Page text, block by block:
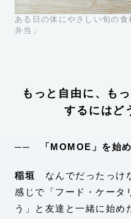
ある日の体にやさしい旬の
弁当」
もっと自由に、も
するにはど
── 「MOMOE」を始め
稲垣 なんでだったっけ
感じで「フード・ケータ
う」と友達と一緒に始め